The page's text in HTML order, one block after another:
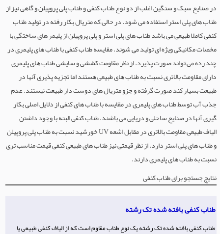
در صنایع سبک و سنگین اغلب از دو نوع طناب کنفی و طناب پلی پروپیلن و گاهی نیز از
طناب های پلی استر استفاده می شود. در حالی که متریال بکار رفته در تولید طناب
کنفی کاملا طبیعی می باشد طناب های پلی استر و پلی پروپیلن از پلیمر های ساختگی با
مخصات مکانیکی ویژه ای تولید می شوند. مقایسه طناب کنفی با طناب های پلیمری در
چند رده می تواند صورت پذیرد. از نظر مقاومت کششی و سایشی طناب های پلیمری
دارای مقاومت بالاتری نسبت به طناب های طبیعی هستند اما تجزیه پذیری آنها در
طبیعت بسیار کند صورت گرفته و جزو متریال های دوست دار طبیعت نیستند. عدم
جذب آب توسط طناب های پلیمری در مقایسه با طناب های کنفی از دلایل اصلی بکار
گیری آنها در صنایع ساحلی و دریایی می باشند. طناب کنفی البته با وجود داشتن
الیاف طبیعی مقاومت بالاتری در مقابل اشعه UV خورشید نسبت به طناب پلی پروپیلن
و طناب های پلی استر دارد. از نظر قیمتی نیز طناب های طبیعی کنفی قیمت مناسب تری
نسبت به طناب های پلیمری دارند.
نتایج جستجو برای طناب کنفی
طناب کنفی بافته شده تک رشته
طناب کنفی بافته شده تک رشته یک نوع طناب مقاوم است که از الیاف کنفی طبیعی یا